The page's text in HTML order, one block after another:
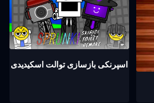
اسپرنکی بازسازی توالت اسکیدیدی